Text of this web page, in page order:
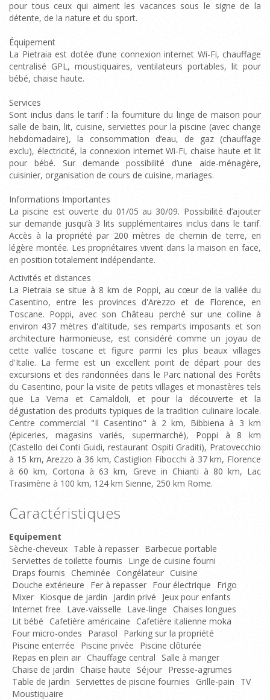
pour tous ceux qui aiment les vacances sous le signe de la
détente, de la nature et du sport.
Équipement
La Pietraia est dotée d’une connexion internet Wi-Fi, chauffage
centralisé GPL, moustiquaires, ventilateurs portables, lit pour
bébé, chaise haute.
Services
Sont inclus dans le tarif : la fourniture du linge de maison pour
salle de bain, lit, cuisine, serviettes pour la piscine (avec change
hebdomadaire), la consommation d’eau, de gaz (chauffage
exclu), électricité, la connexion internet Wi-Fi, chaise haute et lit
pour bébé. Sur demande possibilité d’une aide-ménagère,
cuisinier, organisation de cours de cuisine, mariages.
Informations Importantes
La piscine est ouverte du 01/05 au 30/09. Possibilité d’ajouter
sur demande jusqu’à 3 lits supplémentaires inclus dans le tarif.
Accès à la propriété par 200 mètres de chemin de terre, en
légère montée. Les propriétaires vivent dans la maison en face,
en position totalement indépendante.
Activités et distances
La Pietraia se situe à 8 km de Poppi, au cœur de la vallée du
Casentino, entre les provinces d'Arezzo et de Florence, en
Toscane. Poppi, avec son Château perché sur une colline à
environ 437 mètres d'altitude, ses remparts imposants et son
architecture harmonieuse, est considéré comme un joyau de
cette vallée toscane et figure parmi les plus beaux villages
d'Italie. La ferme est un excellent point de départ pour des
excursions et des randonnées dans le Parc national des Forêts
du Casentino, pour la visite de petits villages et monastères tels
que La Verna et Camaldoli, et pour la découverte et la
dégustation des produits typiques de la tradition culinaire locale.
Centre commercial "Il Casentino" à 2 km, Bibbiena à 3 km
(épiceries, magasins variés, supermarché), Poppi à 8 km
(Castello dei Conti Guidi, restaurant Ospiti Graditi), Pratovecchio
à 15 km, Arezzo à 36 km, Castiglion Fibocchi à 37 km, Florence
à 60 km, Cortona à 63 km, Greve in Chianti à 80 km, Lac
Trasimène à 100 km, 124 km Sienne, 250 km Rome.
Caractéristiques
Equipement
Sèche-cheveux Table à repasser Barbecue portable
Serviettes de toilette fournis
Linge de cuisine fourni
Draps fournis Cheminée Congélateur Cuisine
Douche extérieure
Fer à repasser Four électrique
Frigo
Mixer Kiosque de jardin Jardin privé
Jeux pour enfants
Internet free
Lave-vaisselle Lave-linge Chaises longues
Lit bébé
Cafetière américaine
Cafetière italienne moka
Four micro-ondes
Parasol
Parking sur la propriété
Piscine enterrée
Piscine privée
Piscine clôturée
Repas en plein air Chauffage central
Salle à manger
Chaise de jardin Chaise haute Séjour Presse-agrumes
Table de jardin Serviettes de piscine fournies Grille-pain
TV
Moustiquaire